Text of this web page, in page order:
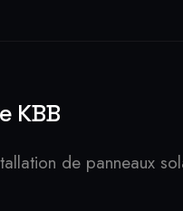
KBB
de panneaux